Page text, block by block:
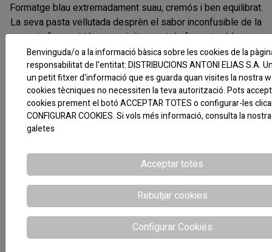
Formatge blau extremadament suau, cremós i ben equilibrat.
La seva pasta vellutada desprèn el sabor inconfusible de la
nata fresca, i té un exquisit regust de formatge blau.
20-06-2024
Benvinguda/o a la informació bàsica sobre les cookies de la
responsabilitat de l'entitat: DISTRIBUCIONS ANTONI ELIAS S.A.
un petit fitxer d'informació que es guarda quan visites la nostra
cookies tècniques no necessiten la teva autorització. Pots
cookies prement el botó ACCEPTAR TOTES o configurar-les
CONFIGURAR COOKIES. Si vols més informació, consulta la
galetes
Acceptar totes
Rebutjar cookies
Configurar Cookies